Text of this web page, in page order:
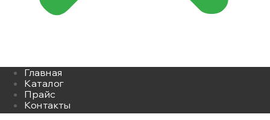
Главная
Каталог
Прайс
Контакты